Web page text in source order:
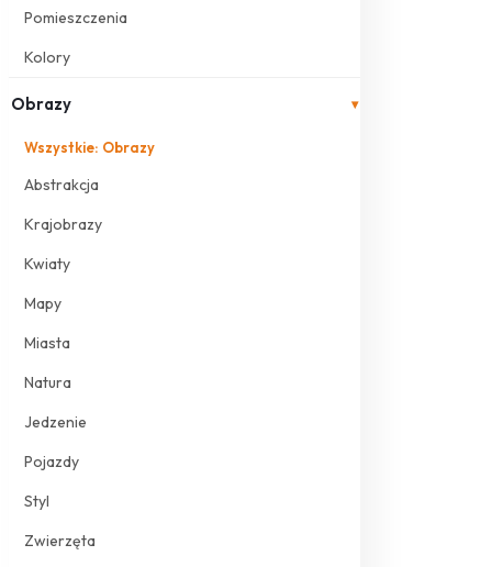
Pomieszczenia
Kolory
Obrazy ▾
Wszystkie: Obrazy
Abstrakcja
Krajobrazy
Kwiaty
Mapy
Miasta
Natura
Jedzenie
Pojazdy
Styl
Zwierzęta